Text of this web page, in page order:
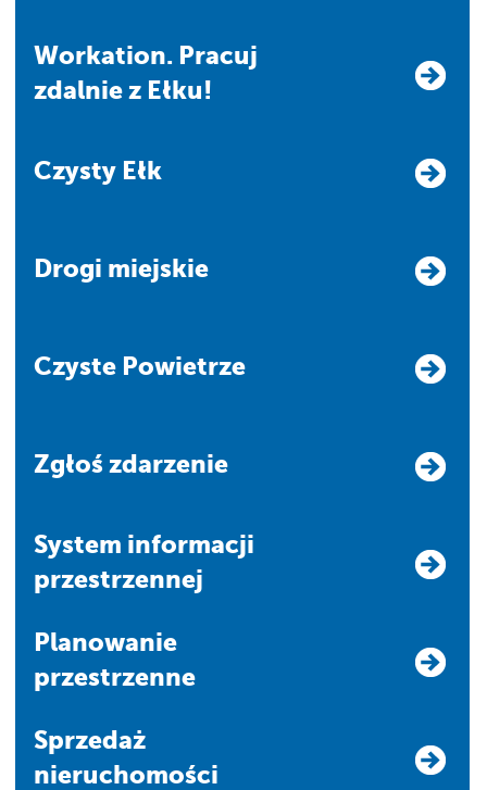
Workation. Pracuj
zdalnie z Ełku!
Czysty Ełk
Drogi miejskie
Czyste Powietrze
Zgłoś zdarzenie
system informacji
przestrzennej
Planowanie
przestrzenne
Sprzedaż
nieruchomości